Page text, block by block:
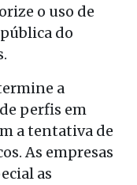
o uso de
do
a
perfis em
a tentativa de
As empresas
as